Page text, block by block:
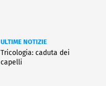
ULTIME NOTIZIE
Tricologia: caduta dei
capelli